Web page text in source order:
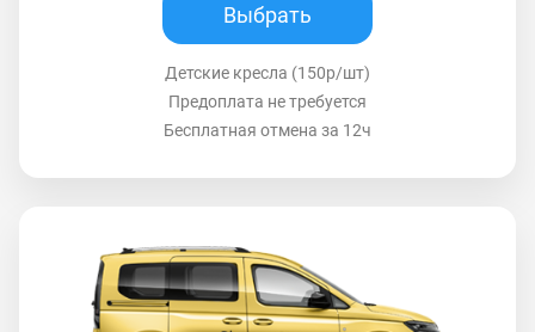
Выбрать
Детские кресла (150р/шт)
Предоплата не требуется
Бесплатная отмена за 12ч